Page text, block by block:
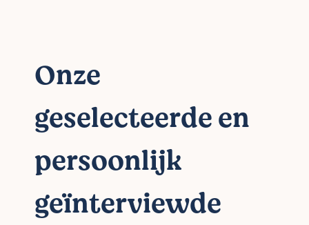
Onze
geselecteerde en
persoonlijk
geïnterviewde